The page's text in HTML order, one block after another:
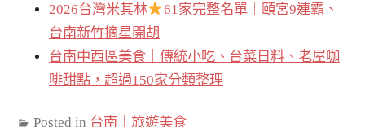
2026台灣米其林
61家完整名單｜頤宮9連霸、
台南新竹摘星開胡
台南中西區美食｜傳統小吃、台菜日料、老屋咖
啡甜點，超過150家分類整理
Posted in 台南｜旅遊美食